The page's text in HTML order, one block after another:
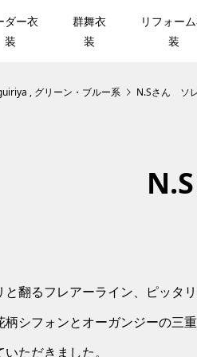
ダー衣
装
群舞衣
装
リフォー
装
, グリーン・ブルー系 N.Sさん ソ
と翻るフレアーライン、ピッタ
柄シフォンとオーガンジーの三
いただきました。